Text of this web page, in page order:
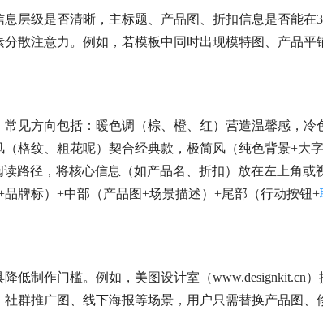
层级是否清晰，主标题、产品图、折扣信息是否能在
散注意力。例如，若模板中同时出现模特图、产品平
见方向包括：暖色调（棕、橙、红）营造温馨感，冷
格纹、粗花呢）契合经典款，极简风（纯色背景+大字
路径，将核心信息（如产品名、折扣）放在左上角或
牌标）+中部（产品图+场景描述）+尾部（行动按钮+
低制作门槛。例如，美图设计室（www.designkit.cn）
社群推广图、线下海报等场景，用户只需替换产品图、